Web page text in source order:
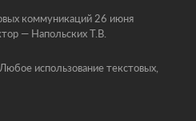
коммуникаций 26 июня
— Напольских Т.В.
использование текстовых,